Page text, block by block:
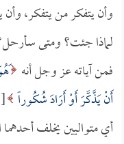
وأن يتفكر من يتفكر،
لماذا جئت؟ ومتى
فمن آياته عز وجل أنه
أَنْ يَذَّكَّرَ أَوْ أَرَادَ شُكُوراً
أي متواليين يخلف